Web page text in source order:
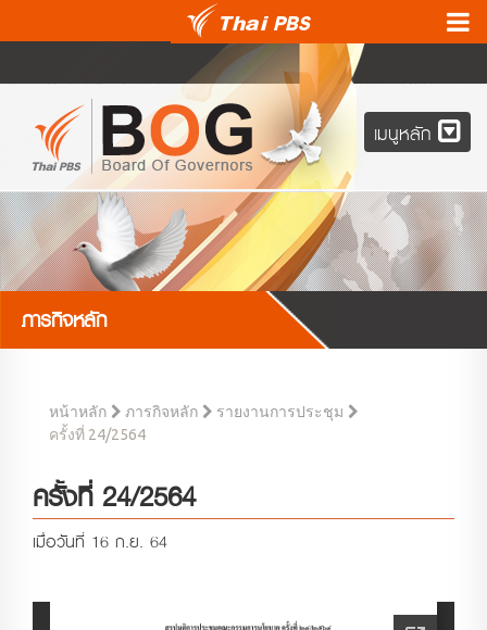
เมนูหลัก
ภารกิจหลัก
หน้าหลัก ภารกิจหลัก รายงานการประชุม
ครั้งที่ 24/2564
ครั้งที่ 24/2564
เมื่อวันที่ 16 ก.ย. 64